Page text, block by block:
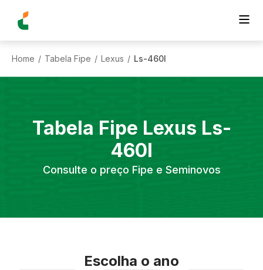
Home / Tabela Fipe / Lexus / Ls-460l
Tabela Fipe Lexus Ls-
460l
Consulte o preço Fipe e Seminovos
Escolha o ano